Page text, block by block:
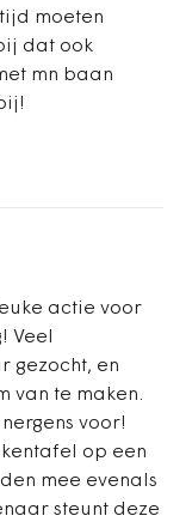
moeten
dat ook
mn baan
actie voor
Veel
gezocht, en
van te maken.
voor!
op een
mee evenals
steunt deze